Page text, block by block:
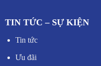
TIN TỨC – SỰ KIỆN
Tin tức
Ưu đãi